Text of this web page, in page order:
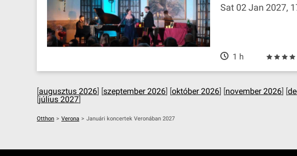
Sat 02 Jan 2027,
1 h
[augusztus 2026] [szeptember 2026] [október 2026] [november 2026] [
[július 2027]
Otthon > Verona > Januári koncertek Veronában 2027